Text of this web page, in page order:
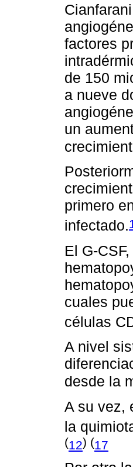
factores
de 150
a nueve
un
primero
infectado.
El G-
cuales
células
A nivel
desde la
A su vez,
la
(12) (17